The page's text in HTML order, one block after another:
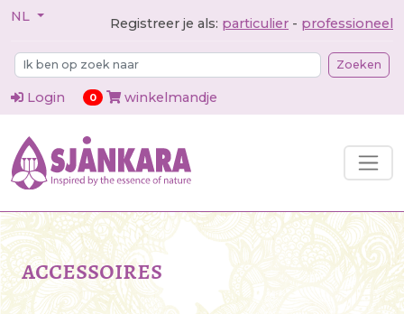
NL Registreer je als: particulier - professioneel
Zoeken
Login 0items in cart
winkelmandje
accessoires